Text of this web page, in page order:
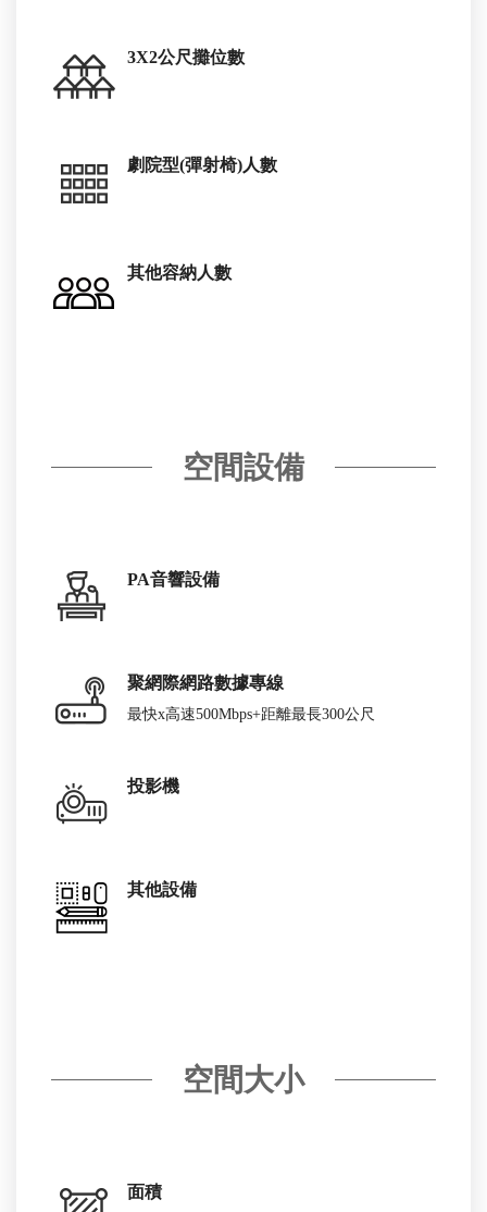
3X2公尺攤位數
劇院型(彈射椅)人數
其他容納人數
空間設備
PA音響設備
聚網際網路數據專線
最快x高速500Mbps+距離最長300公尺
投影機
其他設備
空間大小
面積